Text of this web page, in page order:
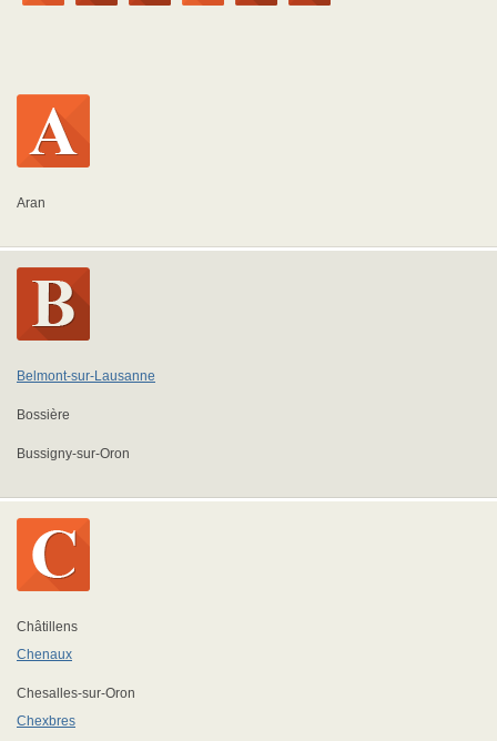
Aran
Belmont-sur-Lausanne
Bossière
Bussigny-sur-Oron
Châtillens
Chenaux
Chesalles-sur-Oron
Chexbres